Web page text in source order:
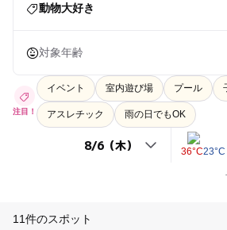
動物大好き
対象年齢
注目！
イベント 室内遊び場 プール
アスレチック 雨の日でもOK
36°C23°C
11件のスポット